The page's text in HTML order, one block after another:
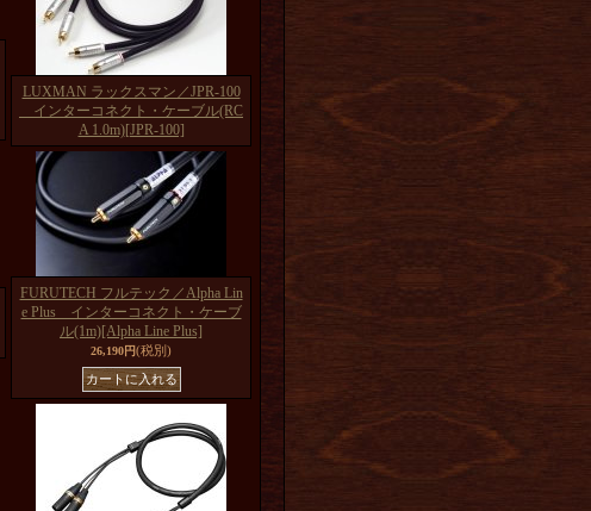
LUXMAN ラックスマン／JPR-100
インターコネクト・ケーブル(RC
A 1.0m)[JPR-100]
FURUTECH フルテック／Alpha Lin
e Plus インターコネクト・ケーブ
ル(1m)[Alpha Line Plus]
26,190円(税別)